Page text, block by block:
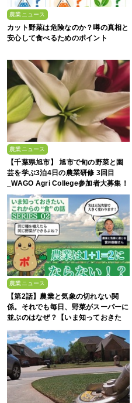
農業ニュース
カット野菜は危険なのか？噂の真相と
安心して食べるためのポイント
農業ニュース
【千葉県旭市】 旭市で旬の野菜と園
芸を学ぶ3泊4日の農業研修 3回目
_WAGO Agri College参加者大募集！
農業ニュース
【第2話】農業と気象の切れない関
係。それでも毎日、野菜がスーパーに
並ぶのはなぜ？【いま知っておきた
い、これからの”食”の話】